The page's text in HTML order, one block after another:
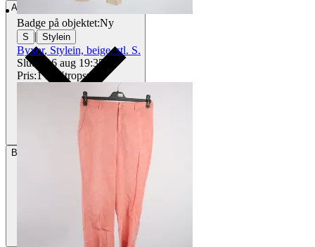
Avhämtning Stockholm, Sverige
Betalning Via Tradera
Badge på objektet:Ny
S | Stylein
Byxor, Stylein, beige, stl. S.
Sluttid
16 aug 19:35
Pris:1 kr Utropspris